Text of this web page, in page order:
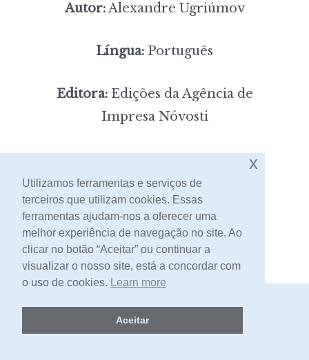
Autor:Alexandre Ugriúmov
Língua: Português
Editora:Edições da Agência de
Impresa Nóvosti
[portes incluídos]
Contacto
2026 -Livraria Egrégora
Utilizamos ferramentas e serviços de
terceiros que utilizam cookies. Essas
ferramentas ajudam-nos a oferecer uma
melhor experiência de navegação no site. Ao
clicar no botão “Aceitar” ou continuar a
visualizar o nosso site, está a concordar com
o uso de cookies. Learn more
Aceitar
x